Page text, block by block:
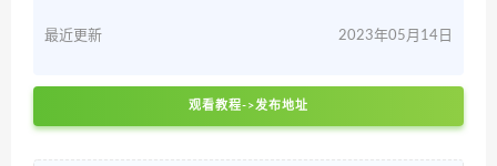
最近更新 2023年05月14日
观看教程->发布地址